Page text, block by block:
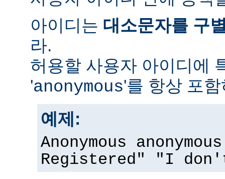
아이디는 대소문자를 구
라.
허용할 사용자 아이디에
'anonymous'를 항상 포
예제:
Anonymous
Registered" "I